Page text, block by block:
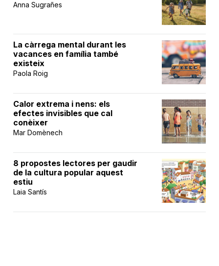
Anna Sugrañes
La càrrega mental durant les
vacances en família també
existeix
Paola Roig
Calor extrema i nens: els
efectes invisibles que cal
conèixer
Mar Domènech
8 propostes lectores per gaudir
de la cultura popular aquest
estiu
Laia Santís